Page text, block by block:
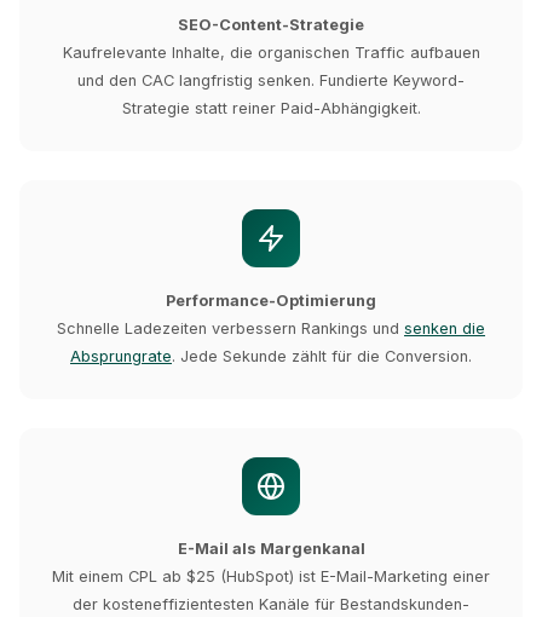
SEO-Content-Strategie
Kaufrelevante Inhalte, die organischen Traffic aufbauen
und den CAC langfristig senken. Fundierte Keyword-
Strategie statt reiner Paid-Abhängigkeit.
Performance-Optimierung
Schnelle Ladezeiten verbessern Rankings und senken die
Absprungrate. Jede Sekunde zählt für die Conversion.
E-Mail als Margenkanal
Mit einem CPL ab $25 (HubSpot) ist E-Mail-Marketing einer
der kosteneffizientesten Kanäle für Bestandskunden-